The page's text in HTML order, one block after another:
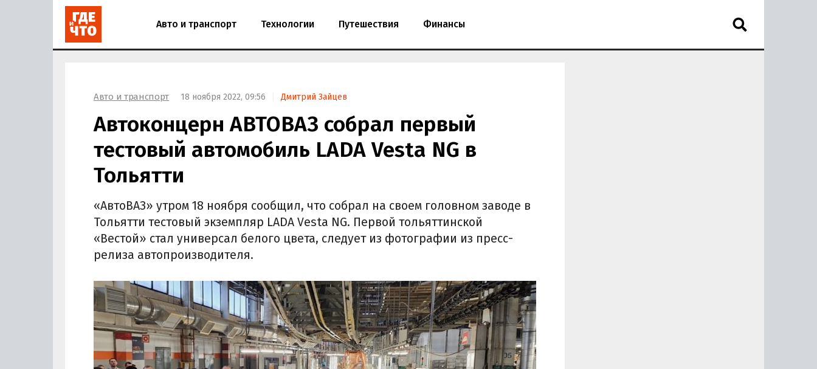
Авто и транспорт Технологии Путешествия Финансы
Авто и транспорт 18 ноября 2022, 09:56 Дмитрий Зайцев
Автоконцерн АВТОВАЗ собрал первый
тестовый автомобиль LADA Vesta NG в
Тольятти
«АвтоВАЗ» утром 18 ноября сообщил, что собрал на своем головном заводе в
Тольятти тестовый экземпляр LADA Vesta NG. Первой тольяттинской
«Вестой» стал универсал белого цвета, следует из фотографии из пресс-
релиза автопроизводителя.